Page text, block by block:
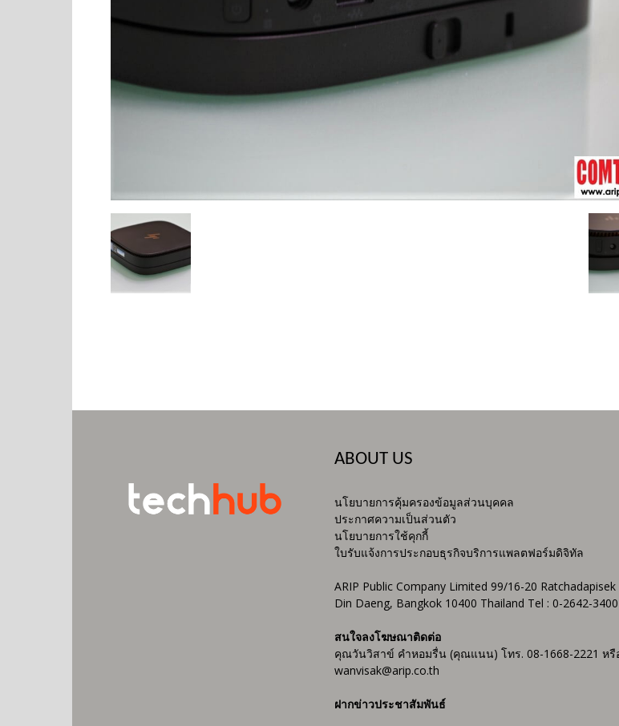
ABOUT US
นโยบายการคุ้มครองข้อมูลส่วนบุคคล
ประกาศความเป็นส่วนตัว
นโยบายการใช้คุกกี้
ใบรับแจ้งการประกอบธุรกิจบริการแพลตฟอร์มดิจิทัล
ARIP Public Company Limited 99/16-20 Ratchadapisek
Din Daeng, Bangkok 10400 Thailand Tel : 0-2642-3400
สนใจลงโฆษณาติดต่อ
คุณวันวิสาข์ คำหอมรื่น (คุณแนน) โทร. 08-1668-2221 หรื
wanvisak@arip.co.th
ฝากข่าวประชาสัมพันธ์